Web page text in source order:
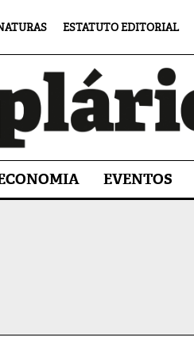
ESTATUTO EDITORIAL
EVENTOS